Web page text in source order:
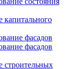
капитального
фасадов
фасадов
строительных